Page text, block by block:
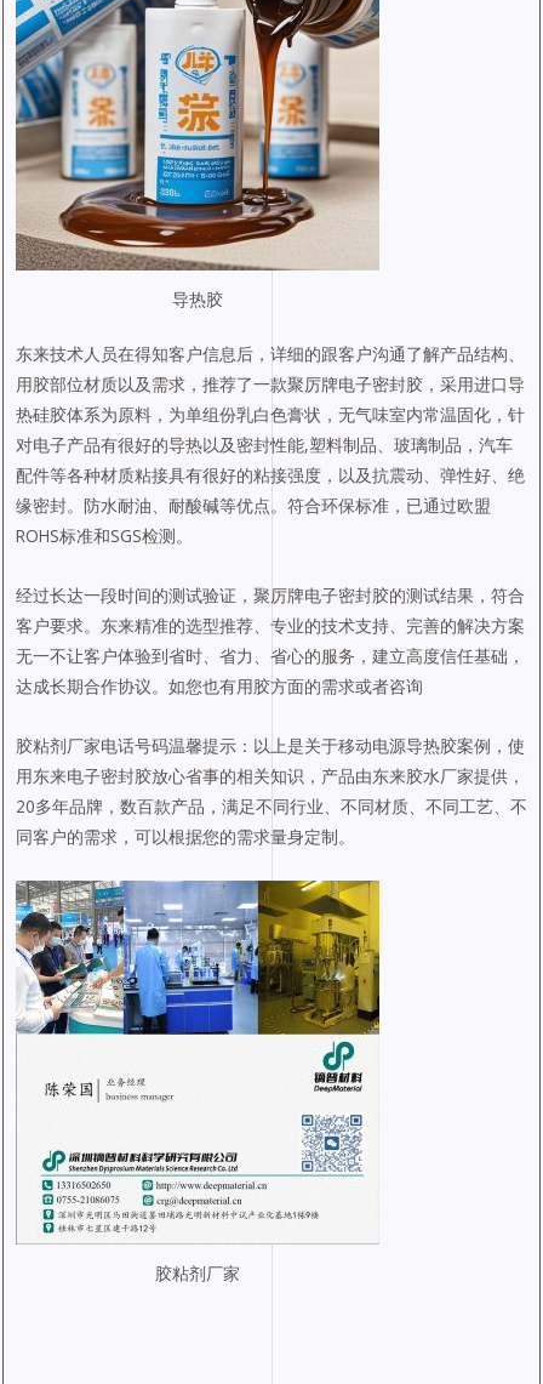
导热胶
东来技术人员在得知客户信息后，详细的跟客户沟通了解产品结构、
用胶部位材质以及需求，推荐了一款聚厉牌电子密封胶，采用进口导
热硅胶体系为原料，为单组份乳白色膏状，无气味室内常温固化，针
对电子产品有很好的导热以及密封性能,塑料制品、玻璃制品，汽车
配件等各种材质粘接具有很好的粘接强度，以及抗震动、弹性好、绝
缘密封。防水耐油、耐酸碱等优点。符合环保标准，已通过欧盟
ROHS标准和SGS检测。
经过长达一段时间的测试验证，聚厉牌电子密封胶的测试结果，符合
客户要求。东来精准的选型推荐、专业的技术支持、完善的解决方案
无一不让客户体验到省时、省力、省心的服务，建立高度信任基础，
达成长期合作协议。如您也有用胶方面的需求或者咨询
胶粘剂厂家电话号码温馨提示：以上是关于移动电源导热胶案例，使
用东来电子密封胶放心省事的相关知识，产品由东来胶水厂家提供，
20多年品牌，数百款产品，满足不同行业、不同材质、不同工艺、不
同客户的需求，可以根据您的需求量身定制。
胶粘剂厂家